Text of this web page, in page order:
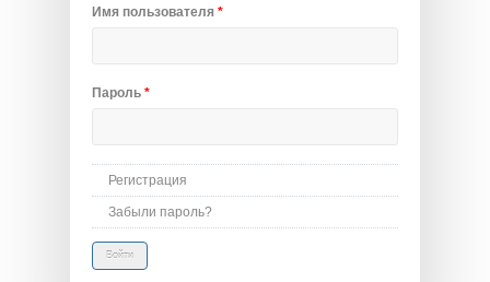
Имя пользователя *
Пароль *
Регистрация
Забыли пароль?